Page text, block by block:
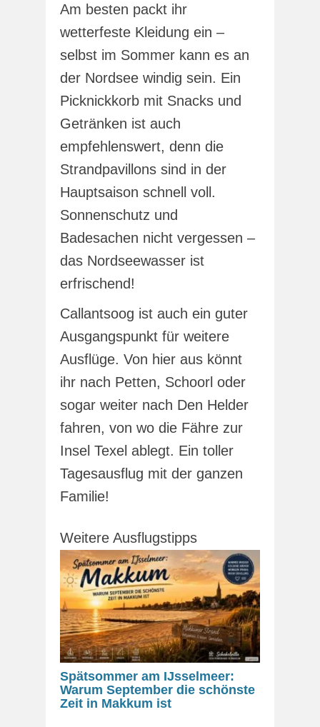
Am besten packt ihr
wetterfeste Kleidung ein –
selbst im Sommer kann es an
der Nordsee windig sein. Ein
Picknickkorb mit Snacks und
Getränken ist auch
empfehlenswert, denn die
Strandpavillons sind in der
Hauptsaison schnell voll.
Sonnenschutz und
Badesachen nicht vergessen –
das Nordseewasser ist
erfrischend!
Callantsoog ist auch ein guter
Ausgangspunkt für weitere
Ausflüge. Von hier aus könnt
ihr nach Petten, Schoorl oder
sogar weiter nach Den Helder
fahren, von wo die Fähre zur
Insel Texel ablegt. Ein toller
Tagesausflug mit der ganzen
Familie!
Weitere Ausflugstipps
Spätsommer am IJsselmeer:
Warum September die schönste
Zeit in Makkum ist